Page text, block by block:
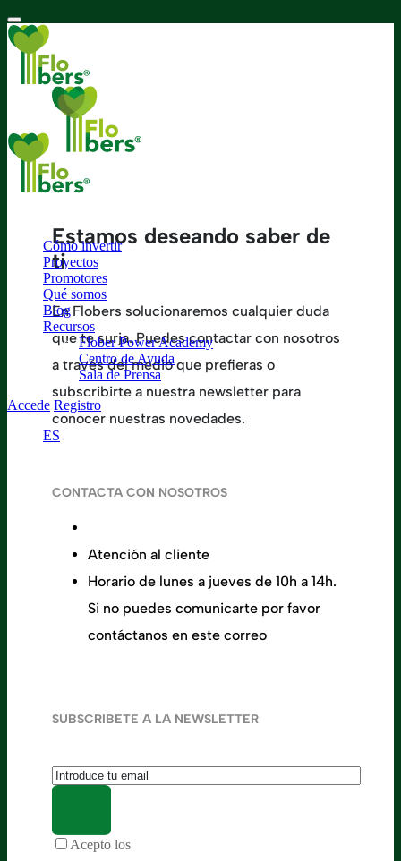
Cómo invertir
Proyectos
Promotores
Qué somos
Blog
Recursos
Flober Power Academy
Centro de Ayuda
Sala de Prensa
Accede Registro
ES
Estamos deseando saber de
ti
En Flobers solucionaremos cualquier duda
que te surja. Puedes contactar con nosotros
a través del medio que prefieras o
subscribirte a nuestra newsletter para
conocer nuestras novedades.
CONTACTA CON NOSOTROS
Atención al cliente
Horario de lunes a jueves de 10h a 14h.
Si no puedes comunicarte por favor
contáctanos en este correo
SUBSCRIBETE A LA NEWSLETTER
Acepto los